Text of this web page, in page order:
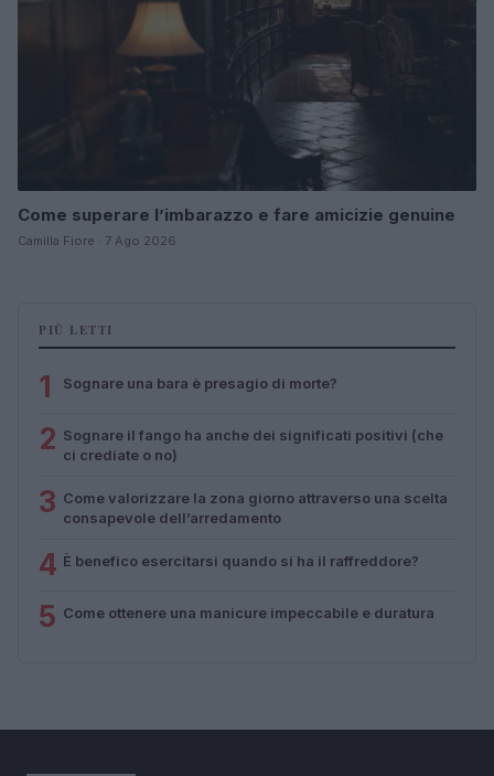
Come superare l’imbarazzo e fare amicizie genuine
Camilla Fiore · 7 Ago 2026
PIÙ LETTI
1 Sognare una bara è presagio di morte?
2 Sognare il fango ha anche dei significati positivi (che
ci crediate o no)
3 Come valorizzare la zona giorno attraverso una scelta
consapevole dell’arredamento
4 È benefico esercitarsi quando si ha il raffreddore?
5 Come ottenere una manicure impeccabile e duratura